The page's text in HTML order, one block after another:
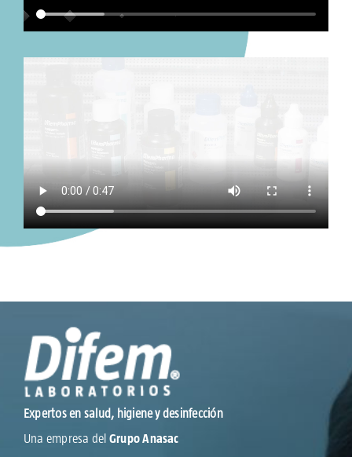
Expertos en salud, higiene y desinfección
Una empresa del Grupo Anasac